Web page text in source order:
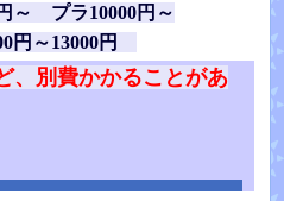
～ プラ10000円～
円～13000円
、別費かかることがあ